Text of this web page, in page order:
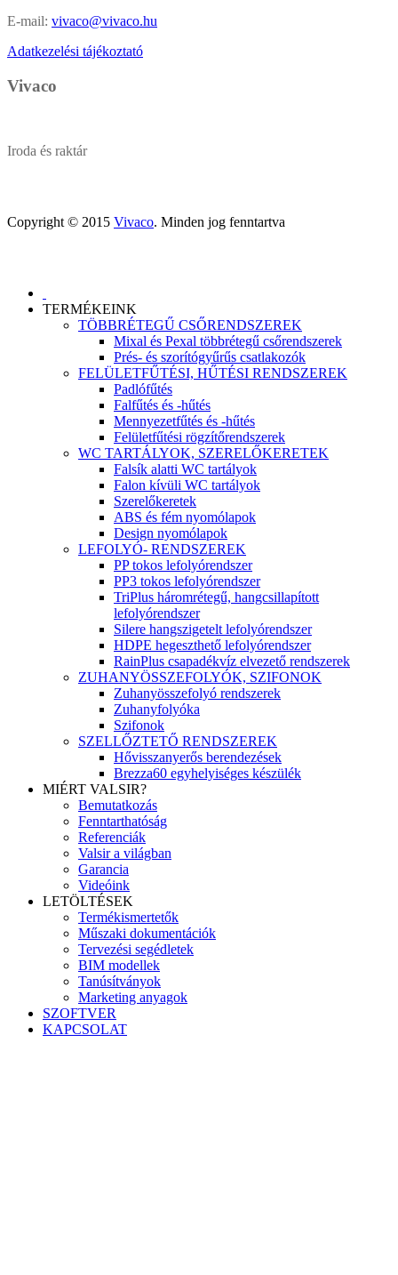
E-mail: vivaco@vivaco.hu
Adatkezelési tájékoztató
Vivaco
Iroda és raktár
Copyright © 2015 Vivaco. Minden jog fenntartva
TERMÉKEINK
TÖBBRÉTEGŰ CSŐRENDSZEREK
Mixal és Pexal többrétegű csőrendszerek
Prés- és szorítógyűrűs csatlakozók
FELÜLETFŰTÉSI, HŰTÉSI RENDSZEREK
Padlófűtés
Falfűtés és -hűtés
Mennyezetfűtés és -hűtés
Felületfűtési rögzítőrendszerek
WC TARTÁLYOK, SZERELŐKERETEK
Falsík alatti WC tartályok
Falon kívüli WC tartályok
Szerelőkeretek
ABS és fém nyomólapok
Design nyomólapok
LEFOLYÓ- RENDSZEREK
PP tokos lefolyórendszer
PP3 tokos lefolyórendszer
TriPlus háromrétegű, hangcsillapított
lefolyórendszer
Silere hangszigetelt lefolyórendszer
HDPE hegeszthető lefolyórendszer
RainPlus csapadékvíz elvezető rendszerek
ZUHANYÖSSZEFOLYÓK, SZIFONOK
Zuhanyösszefolyó rendszerek
Zuhanyfolyóka
Szifonok
SZELLŐZTETŐ RENDSZEREK
Hővisszanyerős berendezések
Brezza60 egyhelyiséges készülék
MIÉRT VALSIR?
Bemutatkozás
Fenntarthatóság
Referenciák
Valsir a világban
Garancia
Videóink
LETÖLTÉSEK
Termékismertetők
Műszaki dokumentációk
Tervezési segédletek
BIM modellek
Tanúsítványok
Marketing anyagok
SZOFTVER
KAPCSOLAT